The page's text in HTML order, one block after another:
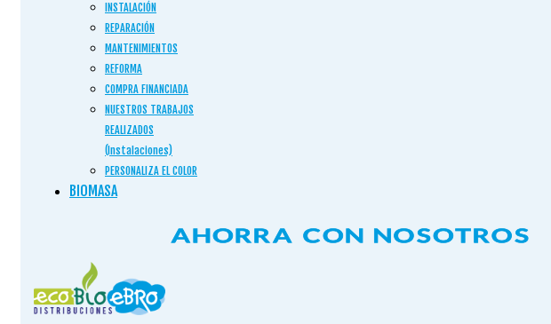
INSTALACIÓN
REPARACIÓN
MANTENIMIENTOS
REFORMA
COMPRA FINANCIADA
NUESTROS TRABAJOS
REALIZADOS
(Instalaciones)
PERSONALIZA EL COLOR
BIOMASA